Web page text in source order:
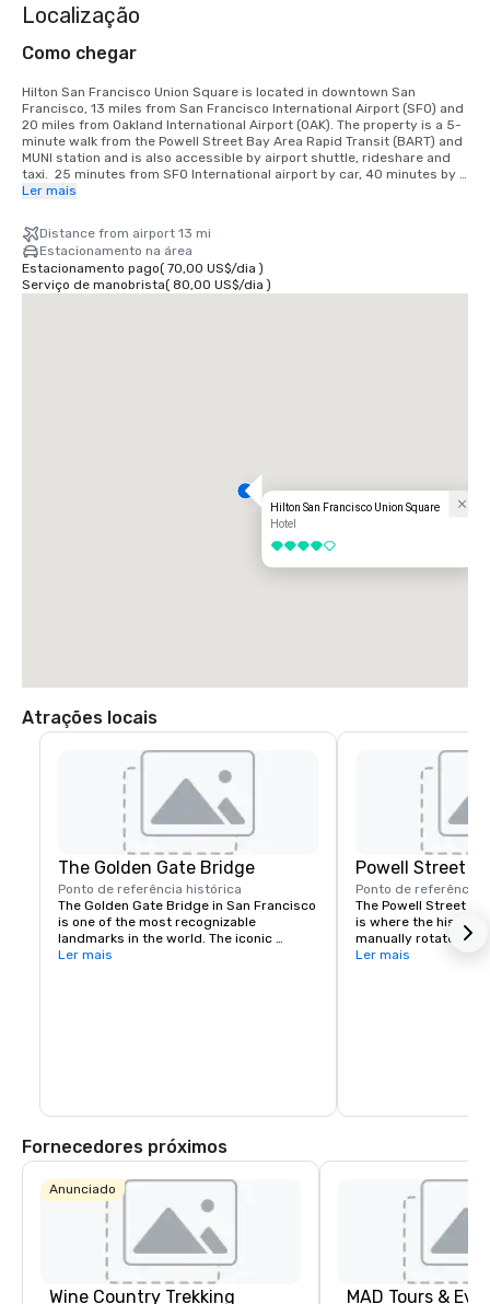
Localização
Como chegar
Hilton San Francisco Union Square is located in downtown San
Francisco, 13 miles from San Francisco International Airport (SFO) and
20 miles from Oakland International Airport (OAK). The property is a 5-
minute walk from the Powell Street Bay Area Rapid Transit (BART) and
MUNI station and is also accessible by airport shuttle, rideshare and
taxi.  25 minutes from SFO International airport by car, 40 minutes by
BART train.  We are located in the Union Square District, in the heart of
Ler mais
Distance from airport 13 mi
Estacionamento na área
Estacionamento pago( 70,00 US$/dia )
Serviço de manobrista( 80,00 US$/dia )
Hilton San Francisco Union Square
Hotel
4 de 5
Atrações locais
The Golden Gate Bridge
Ponto de referência histórica
The Golden Gate Bridge in San Francisco
is one of the most recognizable
landmarks in the world. The iconic
suspension bridge is known for its
Ler mais
Powell Street
Ponto de referência
The Powell Street
is where the historic
manually rotated to
Located at Powell
Ler mais
Fornecedores próximos
Anunciado
Wine Country Trekking MAD Tours &